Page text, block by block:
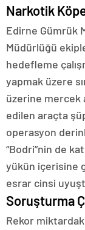
Narkotik
Edirne Gümrük
Müdürlüğü
hedefleme
yapmak üzere
üzerine mercek
edilen araçta
operasyon
“Bodri”nin de
yükün içerisine
esrar cinsi
Soruşturma
Rekor